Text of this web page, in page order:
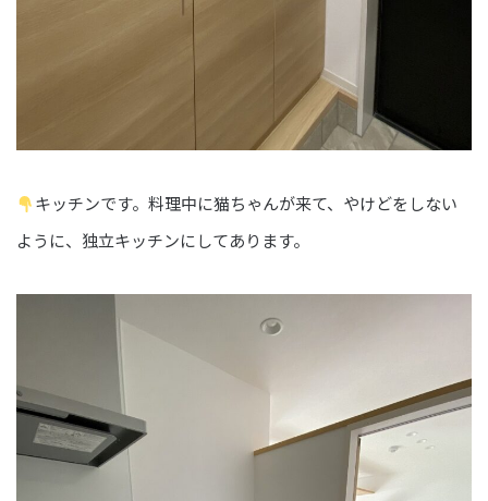
キッチンです。料理中に猫ちゃんが来て、やけどをしない
ように、独立キッチンにしてあります。